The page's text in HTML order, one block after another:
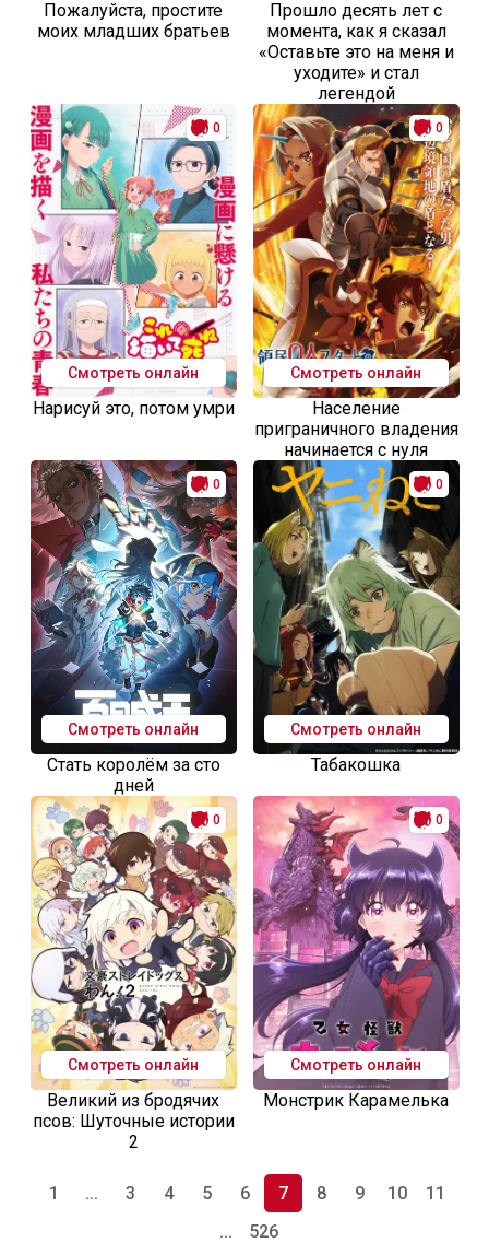
Пожалуйста, простите
моих младших братьев
Прошло десять лет с
момента, как я сказал
«Оставьте это на меня и
уходите» и стал
легендой
0
Смотреть онлайн
Нарисуй это, потом умри
0
Смотреть онлайн
Население
приграничного владения
начинается с нуля
0
Смотреть онлайн
Стать королём за сто
дней
0
Смотреть онлайн
Табакошка
0
Смотреть онлайн
Великий из бродячих
псов: Шуточные истории
2
0
Смотреть онлайн
Монстрик Карамелька
1 ... 3 4 5 6 7 8 9 10
11
...
526